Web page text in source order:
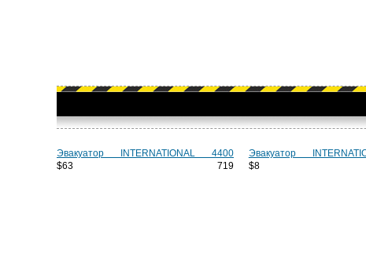
Эвакуатор INTERNATIONAL 4400
$63 719
Эвакуатор
$8